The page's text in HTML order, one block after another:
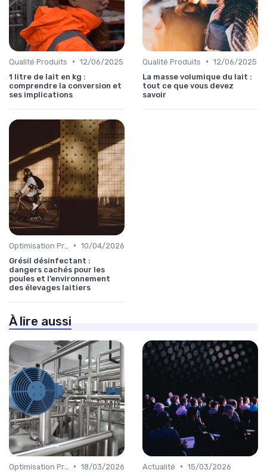
Qualité Produits • 12/06/2025
1 litre de lait en kg :
comprendre la conversion et
ses implications
Qualité Produits • 12/06/2025
La masse volumique du lait :
tout ce que vous devez
savoir
• 10/04/2026
Grésil désinfectant :
dangers cachés pour les
poules et l’environnement
des élevages laitiers
À lire aussi
• 18/03/2026
Actualité • 15/03/2026